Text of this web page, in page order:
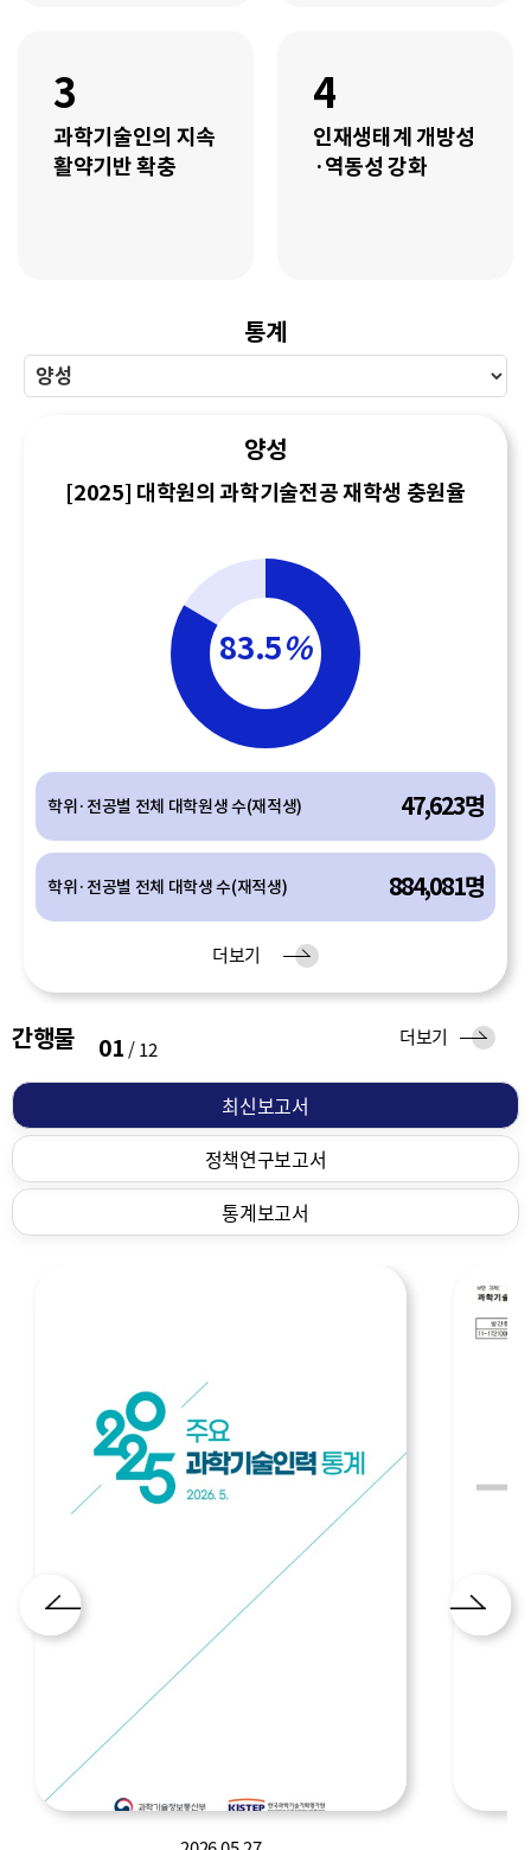
3
과학기술인의 지속
활약기반 확충
4
인재생태계 개방성
·역동성 강화
통계
양성
[2025] 대학원의 과학기술전공 재학생 충원율
83.5%
학위·전공별 전체 대학원생 수(재적생) 47,623명
학위·전공별 전체 대학생 수(재적생) 884,081명
유
더보기
간행물 01/12
최신보고서
정책연구보고서
통계보고서
간
물
더보기